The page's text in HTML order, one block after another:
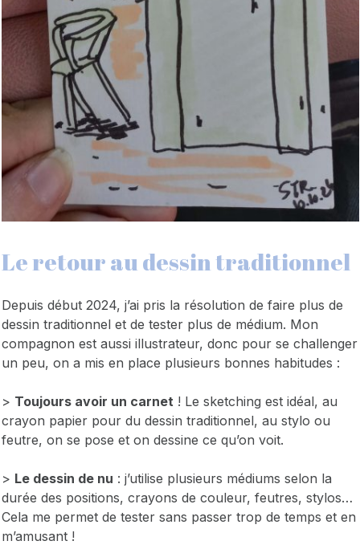
Le retour au dessin traditionnel
Depuis début 2024, j’ai pris la résolution de faire plus de
dessin traditionnel et de tester plus de médium. Mon
compagnon est aussi illustrateur, donc pour se challenger
un peu, on a mis en place plusieurs bonnes habitudes :
> Toujours avoir un carnet! Le sketching est idéal, au
crayon papier pour du dessin traditionnel, au stylo ou
feutre, on se pose et on dessine ce qu’on voit.
> Le dessin de nu : j’utilise plusieurs médiums selon la
durée des positions, crayons de couleur, feutres, stylos…
Cela me permet de tester sans passer trop de temps et en
m’amusant !